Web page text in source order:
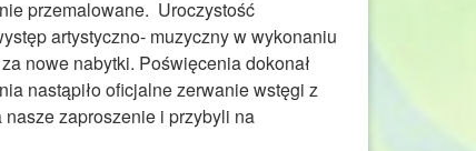
przemalowane. Uroczystość
artystyczno- muzyczny w wykonaniu
nowe nabytki. Poświęcenia dokonał
nastąpiło oficjalne zerwanie wstęgi z
zaproszenie i przybyli na